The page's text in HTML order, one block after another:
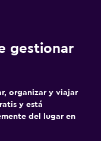
gestionar
organizar y viajar
y está
del lugar en